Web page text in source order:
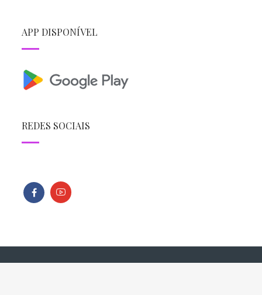
APP DISPONÍVEL
REDES SOCIAIS